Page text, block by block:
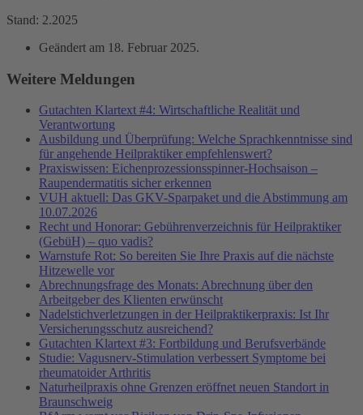
Stand: 2.2025
Geändert am 18. Februar 2025.
Weitere Meldungen
Gutachten Klartext #4: Wirtschaftliche Realität und
Verantwortung
Ausbildung und Überprüfung: Welche Sprachkenntnisse sind
für angehende Heilpraktiker empfehlenswert?
Praxiswissen: Eichenprozessionsspinner-Hochsaison –
Raupendermatitis sicher erkennen
VUH aktuell: Das GKV-Sparpaket und die Abstimmung am
10.07.2026
Recht und Honorar: Gebührenverzeichnis für Heilpraktiker
(GebüH) – quo vadis?
Warnstufe Rot: So bereiten Sie Ihre Praxis auf die nächste
Hitzewelle vor
Abrechnungsfrage des Monats: Abrechnung über den
Arbeitgeber des Klienten erwünscht
Nadelstichverletzungen in der Heilpraktikerpraxis: Ist Ihr
Versicherungsschutz ausreichend?
Gutachten Klartext #3: Fortbildung und Berufsverbände
Studie: Vagusnerv-Stimulation verbessert Symptome bei
rheumatoider Arthritis
Naturheilpraxis ohne Grenzen eröffnet neuen Standort in
Braunschweig